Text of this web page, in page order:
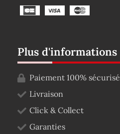
Plus d'informations
Paiement 100% sécurisé
Livraison
Click & Collect
Garanties